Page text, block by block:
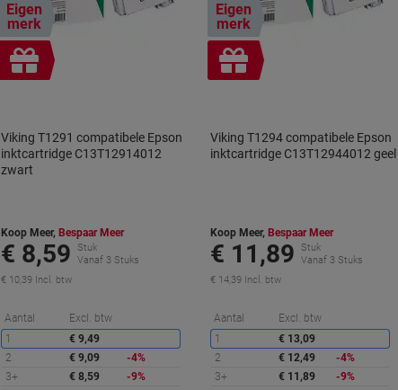
Eigen
merk
Geschenk
Viking T1291 compatibele Epson
inktcartridge C13T12914012
zwart
Koop Meer, Bespaar Meer
€ 8,59
Stuk
Vanaf 3 Stuks
€ 10,39 Incl. btw
Aantal Excl. btw
Korting
1
€ 9,49
2
€ 9,09
-4%
3+
€ 8,59 -9%
Eigen
merk
Geschenk
Viking T1294 compatibele Epson
inktcartridge C13T12944012 geel
Koop Meer, Bespaar Meer
€ 11,89
Stuk
Vanaf 3 Stuks
€ 14,39 Incl. btw
Aantal Excl. btw
1
€ 13,09
2
€ 12,49
-4%
3+
€ 11,89 -9%